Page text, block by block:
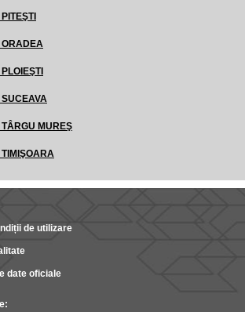
MUREŞ
de utilizare
date oficiale